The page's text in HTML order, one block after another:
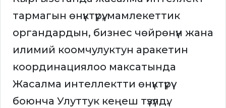
тармагын өнүктүрүү, мамлекеттик
органдардын, бизнес чөйрөнүн жана
илимий коомчулуктун аракетин
координациялоо максатында
Жасалма интеллектти өнүктүрүү
боюнча Улуттук кеңеш түзүлдү.